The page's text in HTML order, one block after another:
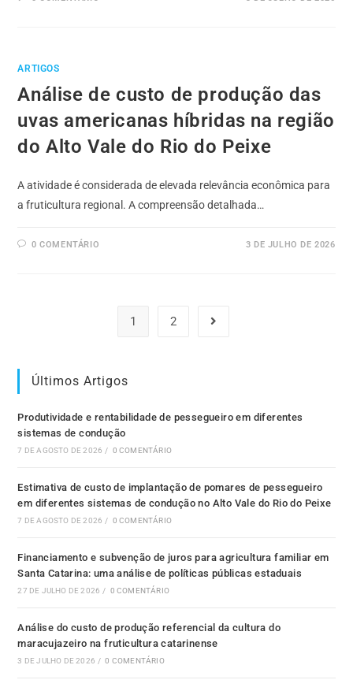
ARTIGOS
Análise de custo de produção das
uvas americanas híbridas na região
do Alto Vale do Rio do Peixe
A atividade é considerada de elevada relevância econômica para
a fruticultura regional. A compreensão detalhada…
0 COMENTÁRIO 3 DE JULHO DE 2026
1 2
Últimos Artigos
Produtividade e rentabilidade de pessegueiro em diferentes
sistemas de condução
7 DE AGOSTO DE 2026 / 0 COMENTÁRIO
Estimativa de custo de implantação de pomares de pessegueiro
em diferentes sistemas de condução no Alto Vale do Rio do Peixe
7 DE AGOSTO DE 2026 / 0 COMENTÁRIO
Financiamento e subvenção de juros para agricultura familiar em
Santa Catarina: uma análise de políticas públicas estaduais
27 DE JULHO DE 2026 / 0 COMENTÁRIO
Análise do custo de produção referencial da cultura do
maracujazeiro na fruticultura catarinense
3 DE JULHO DE 2026 / 0 COMENTÁRIO